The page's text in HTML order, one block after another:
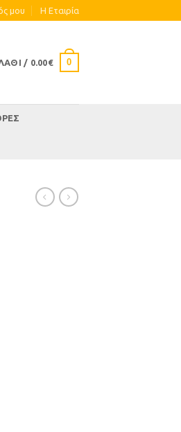
μου Η Eταιρία
/ 0.00€ 0